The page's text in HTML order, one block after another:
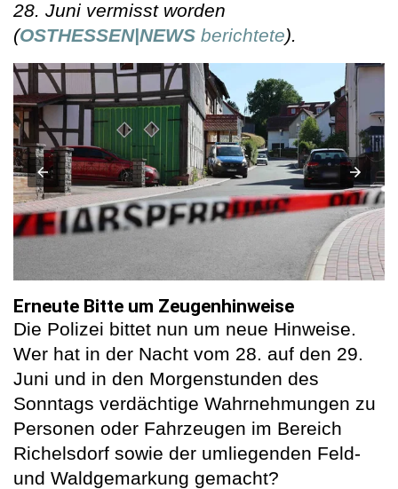
28. Juni vermisst worden
(OSTHESSEN|NEWS berichtete).
Erneute Bitte um Zeugenhinweise
Die Polizei bittet nun um neue Hinweise.
Wer hat in der Nacht vom 28. auf den 29.
Juni und in den Morgenstunden des
Sonntags verdächtige Wahrnehmungen zu
Personen oder Fahrzeugen im Bereich
Richelsdorf sowie der umliegenden Feld-
und Waldgemarkung gemacht?